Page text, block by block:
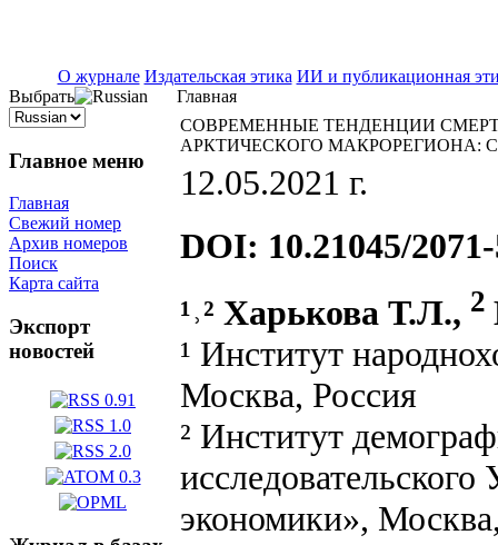
О журнале Издательская этика ИИ и публикационная
Выбрать
Главное меню
Главная
Свежий номер
Архив номеров
Поиск
Карта сайта
Экспорт
новостей
Главная
СОВРЕМЕННЫЕ ТЕНДЕНЦИИ
АРКТИЧЕСКОГО МАКРОРЕГИОНА:
12.05.2021 г.
DOI: 10.21045/
¹˒² Харькова Т.Л., 2
¹ Институт
Москва, Россия
² Институт
экономики»,